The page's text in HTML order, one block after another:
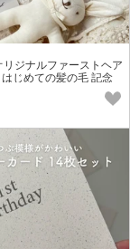
ジナルファーストヘア
じめての髪の毛 記念